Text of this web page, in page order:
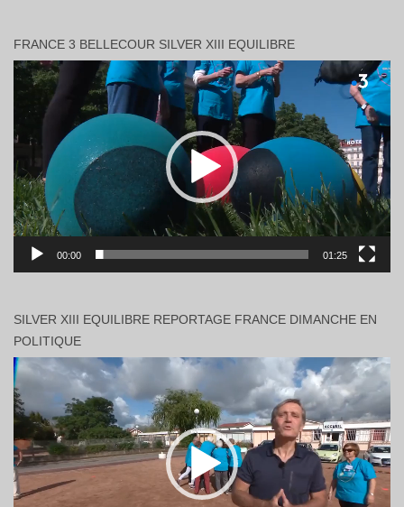
FRANCE 3 BELLECOUR SILVER XIII EQUILIBRE
Lecteur
vidéo
00:00 01:25
SILVER XIII EQUILIBRE REPORTAGE FRANCE DIMANCHE EN
POLITIQUE
Lecteur
vidéo